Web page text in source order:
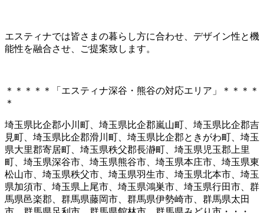
エスティナでは皆さまの暮らし方に合わせ、デザイン性と機
能性を融合させ、ご提案致します。
＊＊＊＊＊「エスティナ深谷・熊谷の対応エリア」＊＊＊＊
＊
埼玉県比企郡小川町、埼玉県比企郡嵐山町、埼玉県比企郡吉
見町、埼玉県比企郡滑川町、埼玉県比企郡ときがわ町、埼玉
県大里郡寄居町、埼玉県秩父郡長瀞町、埼玉県児玉郡上里
町、埼玉県深谷市、埼玉県熊谷市、埼玉県本庄市、埼玉県東
松山市、埼玉県秩父市、埼玉県羽生市、埼玉県北本市、埼玉
県加須市、埼玉県上尾市、埼玉県鴻巣市、埼玉県行田市、群
馬県邑楽郡、群馬県藤岡市、群馬県伊勢崎市、群馬県太田